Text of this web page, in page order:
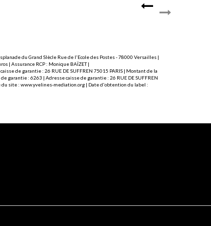
du Grand SIècle Rue de l'Ecole des Postes - 78000 Versailles |
| Assurance RCP : Monique BAÏZET |
de garantie : 26 RUE DE SUFFREN 75015 PARIS | Montant de la
garantie : 6263 | Adresse caisse de garantie : 26 RUE DE SUFFREN
du site : www.yvelines-mediation.org| Date d'obtention du label :